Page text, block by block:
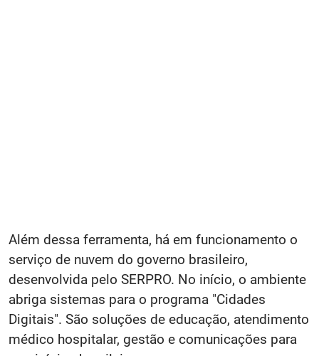
Além dessa ferramenta, há em funcionamento o
serviço de nuvem do governo brasileiro,
desenvolvida pelo SERPRO. No início, o ambiente
abriga sistemas para o programa "Cidades
Digitais". São soluções de educação, atendimento
médico hospitalar, gestão e comunicações para